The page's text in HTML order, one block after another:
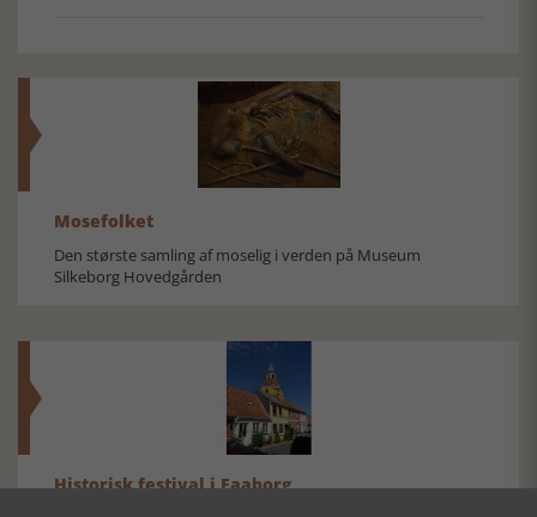
Mosefolket
Den største samling af moselig i verden på Museum
Silkeborg Hovedgården
Historisk festival i Faaborg